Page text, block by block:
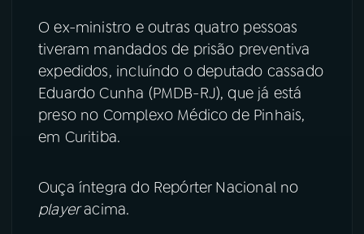
Instagram X
TikTok
O ex-ministro e outras quatro pessoas
tiveram mandados de prisão preventiva
expedidos, incluíndo o deputado cassado
Eduardo Cunha (PMDB-RJ), que já está
preso no Complexo Médico de Pinhais,
em Curitiba.
Ouça íntegra do Repórter Nacional no
playeracima.